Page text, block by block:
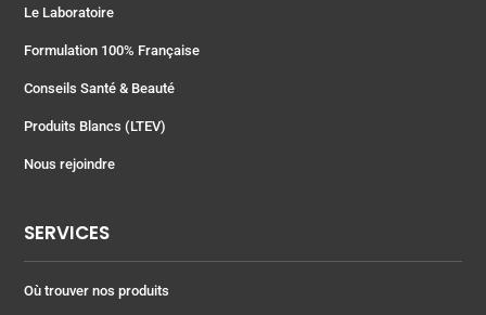
Le Laboratoire
Formulation 100% Française
Conseils Santé & Beauté
Produits Blancs (LTEV)
Nous rejoindre
SERVICES
Où trouver nos produits